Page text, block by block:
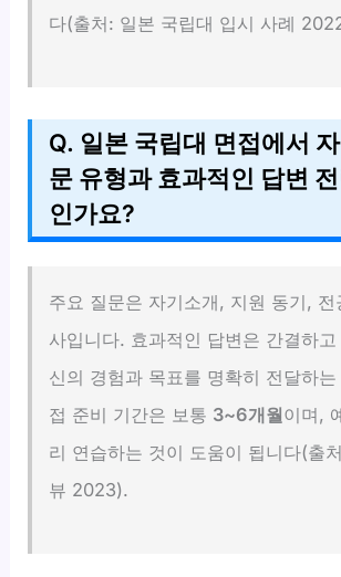
다(출처: 일본 국립대 입시 사례
Q. 일본 국립대 면접에서
문 유형과 효과적인 답변
인가요?
주요 질문은 자기소개, 지원 동기, 전
사입니다. 효과적인 답변은 간결하
신의 경험과 목표를 명확히 전달하
접 준비 기간은 보통 3~6개월이며,
리 연습하는 것이 도움이 됩니다(출
뷰 2023).